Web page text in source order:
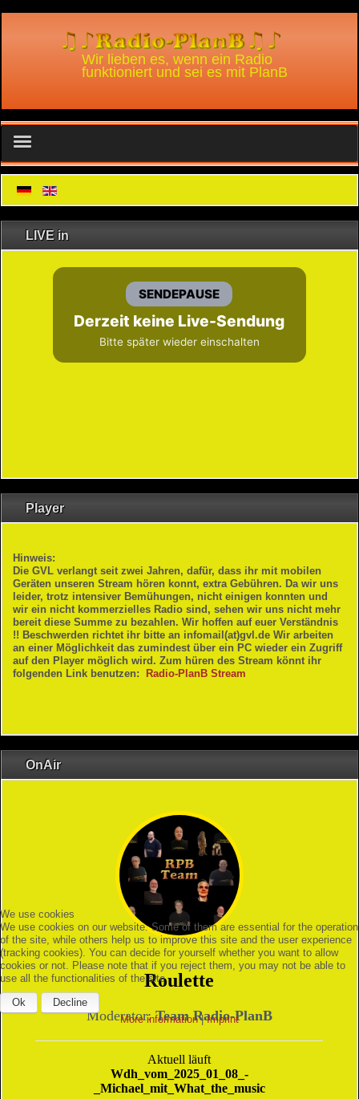
Wir lieben es, wenn ein Radio
funktioniert und sei es mit PlanB
WhatsApp Chat
Radio-PlanB und Alexa
Nutzungsbedingungen Alexa skill
LIVE in
Player
Hinweis:
Die GVL verlangt seit zwei Jahren, dafür, dass ihr mit mobilen
Geräten unseren Stream hören konnt, extra Gebühren. Da wir uns
leider, trotz intensiver Bemühungen, nicht einigen konnten und
wir ein nicht kommerzielles Radio sind, sehen wir uns nicht mehr
bereit diese Summe zu bezahlen. Wir hoffen auf euer Verständnis
!! Beschwerden richtet ihr bitte an infomail(at)gvl.de Wir arbeiten
an einer Möglichkeit das zumindest über ein PC wieder ein Zugriff
auf den Player möglich wird. Zum hüren des Stream könnt ihr
folgenden Link benutzen:
Radio-PlanB Stream
OnAir
We use cookies
We use cookies on our website. Some of them are essential for the operation
of the site, while others help us to improve this site and the user experience
(tracking cookies). You can decide for yourself whether you want to allow
cookies or not. Please note that if you reject them, you may not be able to
use all the functionalities of the site.
Ok
Decline
More information|Imprint